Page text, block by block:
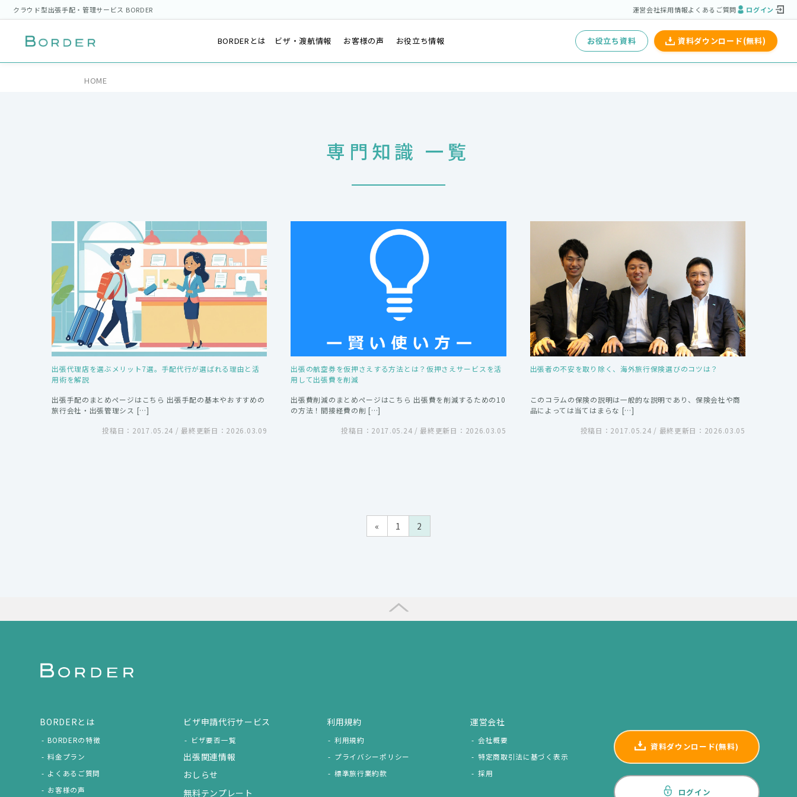
クラウド型出張手配・管理サービス BORDER 運営会社採用情報よくあるご質問 ログイン
BORDERとは ビザ・渡航情報 お客様の声 お役立ち情報 お役立ち資料 資料ダウンロード(無料)
HOME
専門知識 一覧
出張代理店を選ぶメリット7選。手配代行が選ばれる理由と活
用術を解説
出張手配のまとめページはこちら 出張手配の基本やおすすめの
旅行会社・出張管理シス […]
投稿日：2017.05.24 / 最終更新日：2026.03.09
出張の航空券を仮押さえする方法とは？仮押さえサービスを活
用して出張費を削減
出張費削減のまとめページはこちら 出張費を削減するための10
の方法！間接経費の削 […]
投稿日：2017.05.24 / 最終更新日：2026.03.05
出張者の不安を取り除く、海外旅行保険選びのコツは？
このコラムの保険の説明は一般的な説明であり、保険会社や商
品によっては当てはまらな […]
投稿日：2017.05.24 / 最終更新日：2026.03.05
« 1 2
BORDERとは
BORDERの特徴
料金プラン
よくあるご質問
お客様の声
ビザ申請代行サービス
ビザ要否一覧
出張関連情報
おしらせ
無料テンプレート
利用規約
利用規約
プライバシーポリシー
標準旅行業約款
運営会社
会社概要
特定商取引法に基づく表示
採用
資料ダウンロード(無料)
ログイン